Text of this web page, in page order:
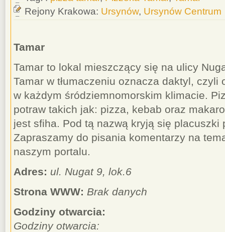
Rejony Krakowa: Ursynów, Ursynów Centrum
Tamar
Tamar to lokal mieszczący się na ulicy
Tamar w tłumaczeniu oznacza daktyl, czyli
w każdym śródziemnomorskim klimacie.
potraw takich jak: pizza, kebab oraz
jest sfiha. Pod tą nazwą kryją się placuszki
Zapraszamy do pisania komentarzy na
naszym portalu.
Adres: ul. Nugat 9, lok.6
Strona WWW: Brak danych
Godziny otwarcia:
Godziny otwarcia: